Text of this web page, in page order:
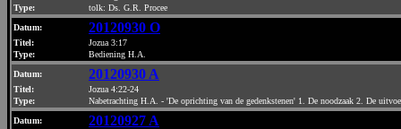
Type:
tolk: Ds. G.R. Procee
Datum: 20120930 O
Titel:
Jozua 3:17
Type:
Bediening H.A.
Datum: 20120930 A
Titel:
Jozua 4:22-24
Type:
Nabetrachting H.A. - 'De oprichting van de gedenkstenen' 1. De noodzaak 2. De
Datum: 20120927 A